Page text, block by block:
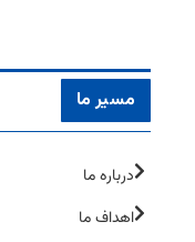
مسیر ما
درباره ما
اهداف ما